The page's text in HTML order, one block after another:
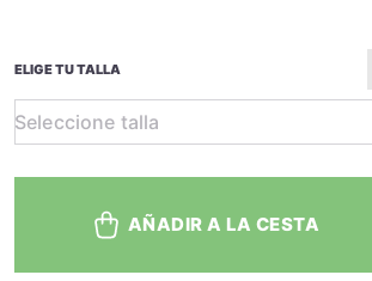
ELIGE TU TALLA
AÑADIR A LA CESTA